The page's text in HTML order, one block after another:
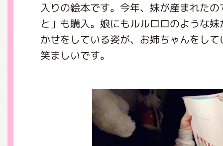
入りの絵本です。今年、妹が産まれた
と」も購入。娘にもルルロロのような
かせをしている姿が、お姉ちゃんをし
笑ましいです。
くまのがっこう しょくいんしつ
くまのがっこう 家庭科部